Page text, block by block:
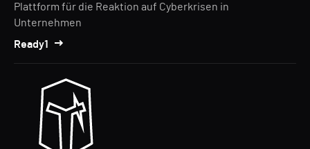
Plattform für die Reaktion auf Cyberkrisen in
Unternehmen
Ready1